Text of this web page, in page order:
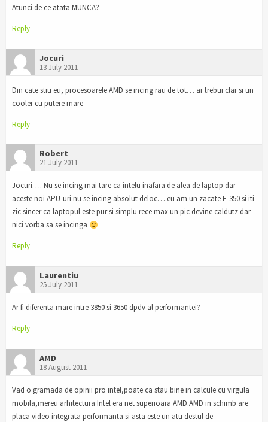
Atunci de ce atata MUNCA?
Reply
Jocuri
13 July 2011
Din cate stiu eu, procesoarele AMD se incing rau de tot… ar trebui clar si un
cooler cu putere mare
Reply
Robert
21 July 2011
Jocuri…. Nu se incing mai tare ca intelu inafara de alea de laptop dar
aceste noi APU-uri nu se incing absolut deloc….eu am un zacate E-350 si iti
zic sincer ca laptopul este pur si simplu rece max un pic devine caldutz dar
nici vorba sa se incinga
Reply
Laurentiu
25 July 2011
Ar fi diferenta mare intre 3850 si 3650 dpdv al performantei?
Reply
AMD
18 August 2011
Vad o gramada de opinii pro intel,poate ca stau bine in calcule cu virgula
mobila,mereu arhitectura Intel era net superioara AMD.AMD in schimb are
placa video integrata performanta si asta este un atu destul de